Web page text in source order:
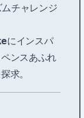
チャレンジ
にインスパ
ンスあふれ
求。